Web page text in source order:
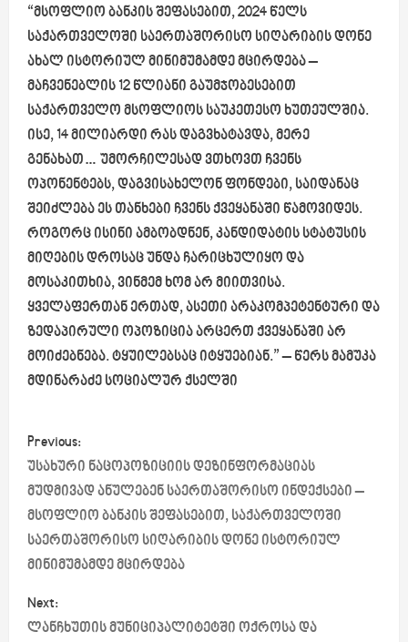
“მსოფლიო ბანკის შეფასებით, 2024 წელს
საქართველოში საერთაშორისო სიღარიბის დონე
ახალ ისტორიულ მინიმუმამდე მცირდება –
მაჩვენებლის 12 წლიანი გაუმჯობესებით
საქართველო მსოფლიოს საუკეთესო ხუთეულშია.
ისე, 14 მილიარდი რას დაგვხატავდა, მერე
გენახათ… უმორჩილესად ვთხოვთ ჩვენს
ოპონენტებს, დაგვისახელონ ფონდები, საიდანაც
შეიძლება ეს თანხები ჩვენს ქვეყანაში წამოვიდეს.
როგორც ისინი ამბობდნენ, კანდიდატის სტატუსის
მიღების დროსაც უნდა ჩარიცხულიყო და
მოსაკითხია, ვინმემ ხომ არ მიითვისა.
ყველაფერთან ერთად, ასეთი არაკომპეტენტური და
ზედაპირული ოპოზიცია არცერთ ქვეყანაში არ
მოიძებნება. ტყუილებსაც იტყუებიან.”– წერს მამუკა
მდინარაძე სოციალურ ქსელში
P
o
s
t
a
Previous:
უსახური ნაცოპოზიციის დეზინფორმაციას
მუდმივად ანულებენ საერთაშორისო ინდექსები –
მსოფლიო ბანკის შეფასებით, საქართველოში
საერთაშორისო სიღარიბის დონე ისტორიულ
მინიმუმამდე მცირდება
Next:
ლანჩხუთის მუნიციპალიტეტში ოქროსა და